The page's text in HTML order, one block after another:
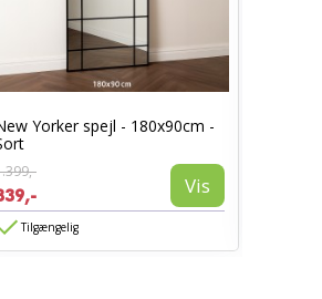
Yorker spejl - 180x90cm -
Vis
Tilgængelig